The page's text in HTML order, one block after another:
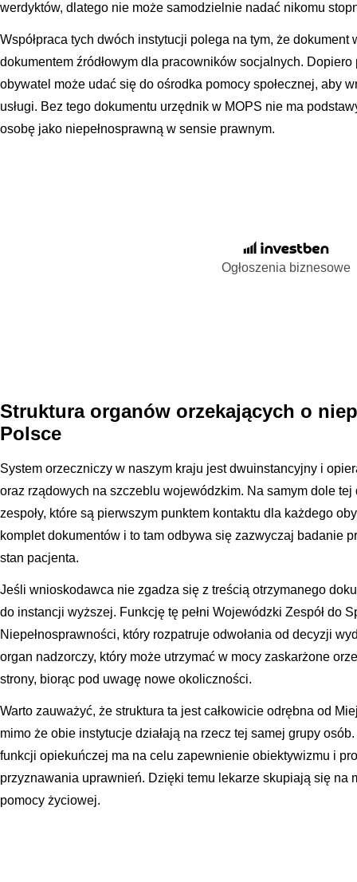
werdyktów, dlatego nie może samodzielnie nadać nikomu
Współpraca tych dwóch instytucji polega na tym, że dokument
dokumentem źródłowym dla pracowników socjalnych.
obywatel może udać się do ośrodka pomocy społecznej, aby
usługi. Bez tego dokumentu urzędnik w MOPS nie ma
osobę jako niepełnosprawną w sensie prawnym.
Ogłoszenia biznesowe
Struktura organów orzekających o
Polsce
System orzeczniczy w naszym kraju jest dwuinstancyjny i
oraz rządowych na szczeblu wojewódzkim. Na samym dole
zespoły, które są pierwszym punktem kontaktu dla każdego
komplet dokumentów i to tam odbywa się zazwyczaj badanie
stan pacjenta.
Jeśli wnioskodawca nie zgadza się z treścią otrzymanego
do instancji wyższej. Funkcję tę pełni Wojewódzki Zespół do
Niepełnosprawności, który rozpatruje odwołania od decyzji
organ nadzorczy, który może utrzymać w mocy zaskarżone
strony, biorąc pod uwagę nowe okoliczności.
Warto zauważyć, że struktura ta jest całkowicie odrębna od
mimo że obie instytucje działają na rzecz tej samej grupy
funkcji opiekuńczej ma na celu zapewnienie obiektywizmu i
przyznawania uprawnień. Dzięki temu lekarze skupiają się na
pomocy życiowej.